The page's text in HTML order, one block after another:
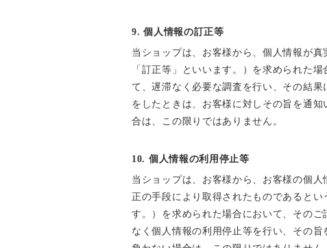
9. 個人情報の訂正等
当ショップは、お客様から、個人情報が
「訂正等」といいます。）を求められた
て、遅滞なく必要な調査を行い、その結
をしたときは、お客様に対しその旨を通
合は、この限りではありません。
10. 個人情報の利用停止等
当ショップは、お客様から、お客様の個
正の手段により取得されたものであると
す。）を求められた場合において、その
なく個人情報の利用停止等を行い、その